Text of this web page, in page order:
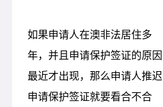
如果申请人在澳非法居住多
年，并且申请保护签证的原因
最近才出现，那么申请人推迟
申请保护签证就要看合不合